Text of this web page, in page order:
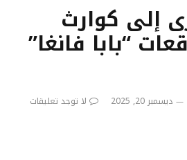
إلى كوارث
“بابا فانغا”
ديسمبر 20, 2025
لا توجد تعليقات